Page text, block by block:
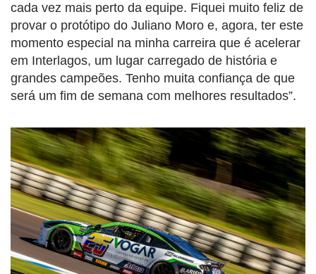
cada vez mais perto da equipe. Fiquei muito feliz de
provar o protótipo do Juliano Moro e, agora, ter este
momento especial na minha carreira que é acelerar
em Interlagos, um lugar carregado de história e
grandes campeões. Tenho muita confiança de que
será um fim de semana com melhores resultados”.